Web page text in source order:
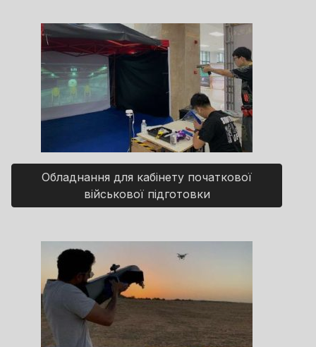
Обладнання для кабінету початкової
військової підготовки